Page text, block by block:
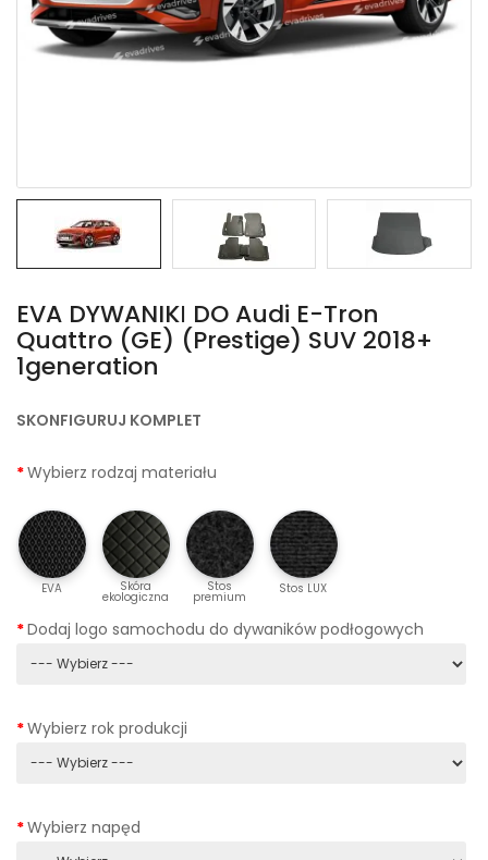
EVA DYWANIKІ DO Audi E-Tron
Quattro (GE) (Prestige) SUV 2018+
1generation
SKONFIGURUJ KOMPLET
Wybierz rodzaj materiału
EVA Skóra
ekologiczna
Stos
premium
Stos LUX
Dodaj logo samochodu do dywaników podłogowych
Wybierz rok produkcji
Wybierz napęd